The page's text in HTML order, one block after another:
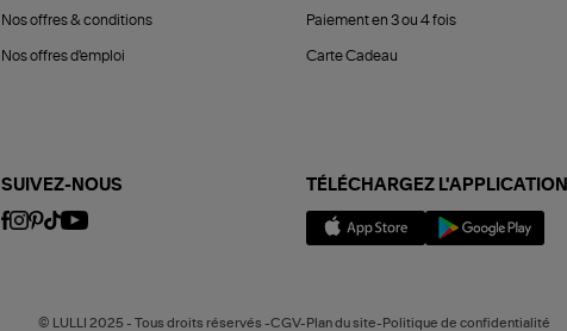
Nos offres & conditions
Nos offres d'emploi
Paiement en 3 ou 4 fois
Carte Cadeau
SUIVEZ-NOUS TÉLÉCHARGEZ L'APPLICATION
© LULLI 2025 - Tous droits réservés -CGV-Plan du site-Politique de confidentialité